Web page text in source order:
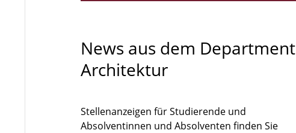
News aus dem Department
Architektur
Stellenanzeigen für Studierende und
Absolventinnen und Absolventen finden Sie